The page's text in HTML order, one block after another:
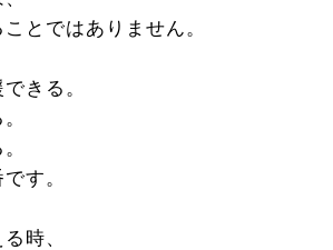
とではありません。
きる。
す。
時、